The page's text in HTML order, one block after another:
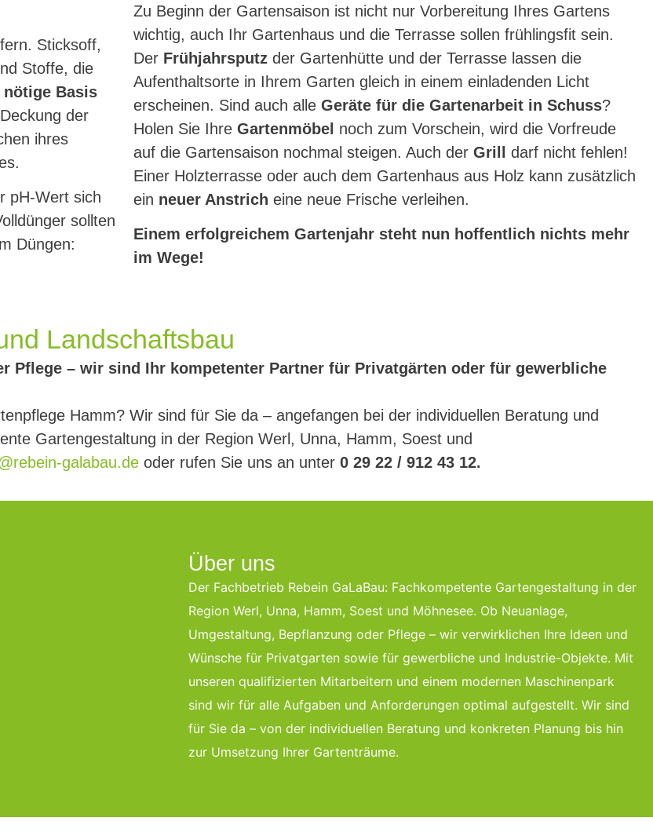
Sticksoff,
Stoffe, die
nötige Basis
der
ihres
pH-Wert sich
sollten
Düngen:
Zu Beginn der Gartensaison ist nicht nur Vorbereitung Ihres Gartens
wichtig, auch Ihr Gartenhaus und die Terrasse sollen frühlingsfit sein.
Der Frühjahrsputz der Gartenhütte und der Terrasse lassen die
Aufenthaltsorte in Ihrem Garten gleich in einem einladenden Licht
erscheinen. Sind auch alle Geräte für die Gartenarbeit in Schuss?
Holen Sie Ihre Gartenmöbel noch zum Vorschein, wird die Vorfreude
auf die Gartensaison nochmal steigen. Auch der Grill
darf nicht fehlen!
Einer Holzterrasse oder auch dem Gartenhaus aus Holz kann zusätzlich
ein neuer Anstrich eine neue Frische verleihen.
Einem erfolgreichem Gartenjahr steht nun hoffentlich nichts mehr
im Wege!
Landschaftsbau
Pflege – wir sind Ihr kompetenter Partner für Privatgärten oder für gewerbliche
Hamm? Wir sind für Sie da – angefangen bei der individuellen Beratung und
Gartengestaltung in der Region Werl, Unna, Hamm, Soest und
galabau.de oder rufen Sie uns an unter 0 29 22 / 912 43 12.
Über uns
Der Fachbetrieb Rebein GaLaBau: Fachkompetente Gartengestaltung in der
Region Werl, Unna, Hamm, Soest und Möhnesee. Ob Neuanlage,
Umgestaltung, Bepflanzung oder Pflege – wir verwirklichen Ihre Ideen und
Wünsche für Privatgarten sowie für gewerbliche und Industrie-Objekte. Mit
unseren qualifizierten Mitarbeitern und einem modernen Maschinenpark
sind wir für alle Aufgaben und Anforderungen optimal aufgestellt. Wir sind
für Sie da – von der individuellen Beratung und konkreten Planung bis hin
zur Umsetzung Ihrer Gartenträume.